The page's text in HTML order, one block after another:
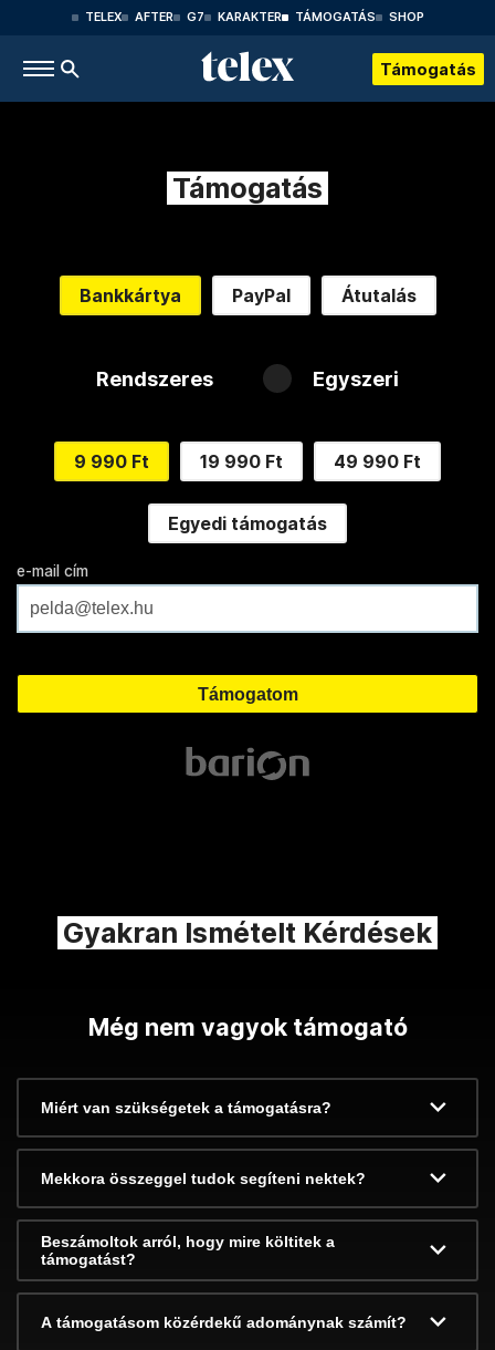
TELEX AFTER G7 KARAKTER TÁMOGATÁS SHOP
Támogatás
Támogatás
Bankkártya PayPal Átutalás
Rendszeres Egyszeri
9 990 Ft 19 990 Ft 49 990 Ft
Egyedi támogatás
e-mail cím
Gyakran Ismételt Kérdések
Még nem vagyok támogató
Miért van szükségetek a támogatásra?
Mekkora összeggel tudok segíteni nektek?
Beszámoltok arról, hogy mire költitek a
támogatást?
A támogatásom közérdekű adománynak számít?